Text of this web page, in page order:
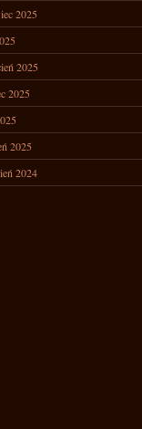
2025
2025
2025
2025
2024